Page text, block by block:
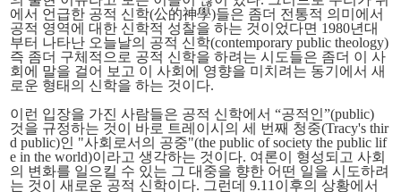
에서 언급한 공적 신학(公的神學)들은 좀더 전통적 의미에서
공적 영역에 대한 신학적 성찰을 하는 것이었다면 1980년대
부터 나타난 오늘날의 공적 신학(contemporary public theology)
즉 좀더 구체적으로 공적 신학을 하려는 시도들은 좀더 이 사
회에 말을 걸어 보고 이 사회에 영향을 미치려는 동기에서 새
로운 형태의 신학을 하는 것이다.
이런 입장을 가진 사람들은 공적 신학에서 “공적인”(public)
것을 규정하는 것이 바로 트레이시의 세 번째 청중(Tracy's thir
d public)인 "사회로서의 공중"(thepublic of society the public lif
e in the world)이라고 생각하는 것이다. 여론이 형성되고 사회
의 변화를 일으킬 수 있는 그 대중을 향한 어떤 일을 시도하려
는 것이 새로운 공적 신학이다. 그런데 9.11이후의 상황에서